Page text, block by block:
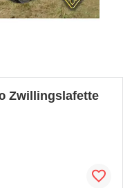
Zwillingslafette